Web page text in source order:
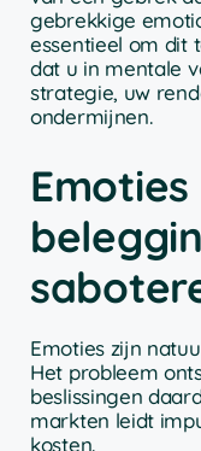
gebrekkige
essentieel om dit
dat u in mentale
strategie, uw
ondermijnen.
Emoties zijn
Het probleem
beslissingen
markten leidt
kosten.